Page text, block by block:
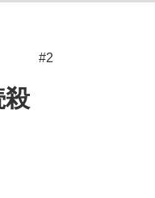
#2
殺